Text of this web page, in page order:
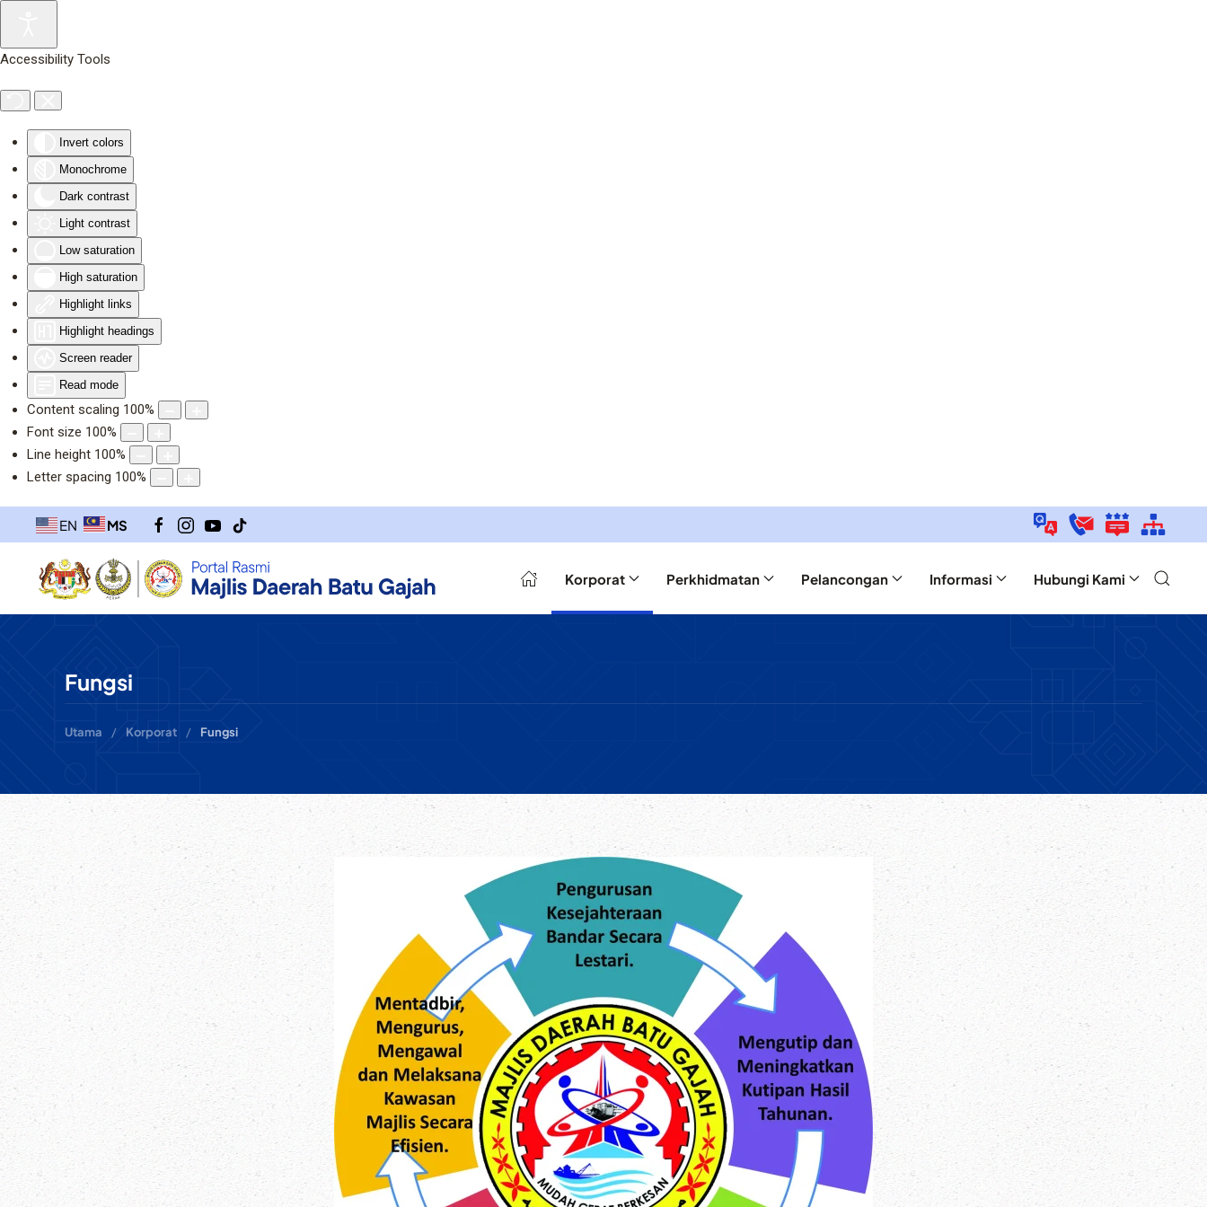
Accessibility Tools
Invert colors
Monochrome
Dark contrast
Light contrast
Low saturation
High saturation
Highlight links
Highlight headings
Screen reader
Read mode
Content scaling 100%
Font size 100%
Line height 100%
Letter spacing 100%
EN MS
Korporat Perkhidmatan Pelancongan Informasi Hubungi Kami
Fungsi
Utama Korporat Fungsi